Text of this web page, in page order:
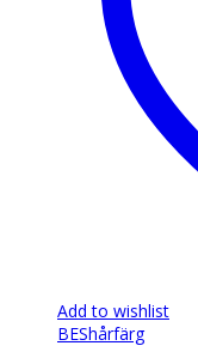
Add to wishlist
BEShårfärg